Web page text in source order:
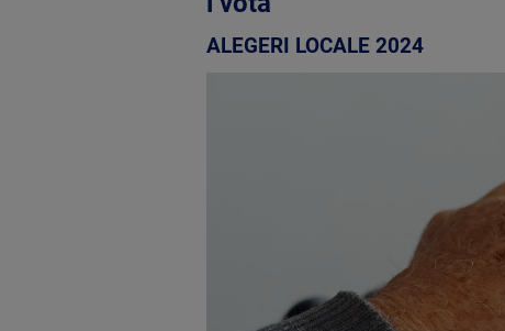
ALEGERI LOCALE 2024